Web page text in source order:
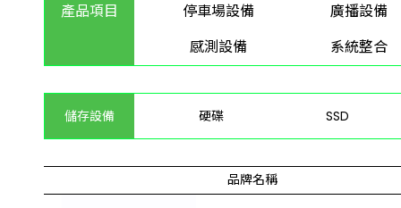
產品項目
停車場設備
廣播設備
感測設備
系統整合
儲存設備 硬碟 SSD
品牌名稱